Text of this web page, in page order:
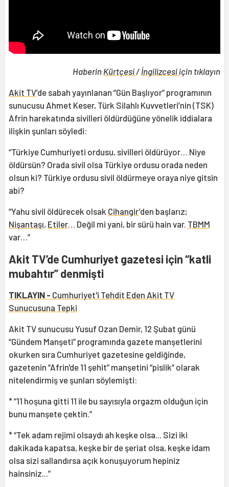
Haberin Kürtçesi/ İngilizcesiiçin tıklayın
Akit TV’de sabah yayınlanan “Gün Başlıyor” programının
sunucusu Ahmet Keser, Türk Silahlı Kuvvetleri’nin (TSK)
Afrin harekatında sivilleri öldürdüğüne yönelik iddialara
ilişkin şunları söyledi:
“Türkiye Cumhuriyeti ordusu, sivilleri öldürüyor… Niye
öldürsün? Orada sivil olsa Türkiye ordusu orada neden
olsun ki? Türkiye ordusu sivil öldürmeye oraya niye gitsin
abi?
“Yahu sivil öldürecek olsak Cihangir’den başlarız;
Nişantaşı, Etiler… Değil mi yani, bir sürü hain var. TBMM
var…”
Akit TV’de Cumhuriyet gazetesi için “katli
mubahtır” denmişti
TIKLAYIN - Cumhuriyet'i Tehdit Eden Akit TV
Sunucusuna Tepki
Akit TV sunucusu Yusuf Ozan Demir, 12 Şubat günü
“Gündem Manşeti” programında gazete manşetlerini
okurken sıra Cumhuriyet gazetesine geldiğinde,
gazetenin “Afrin'de 11 şehit” manşetini “pislik” olarak
nitelendirmiş ve şunları söylemişti:
* “11 hoşuna gitti 11 ile bu sayısıyla orgazm olduğun için
bunu manşete çektin.”
* “Tek adam rejimi olsaydı ah keşke olsa... Sizi iki
dakikada kapatsa, keşke bir de şeriat olsa, keşke idam
olsa sizi sallandırsa açık konuşuyorum hepiniz
hainsiniz...”